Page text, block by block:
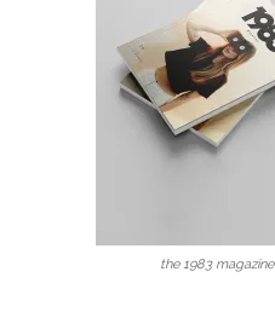
the 1983 magazine